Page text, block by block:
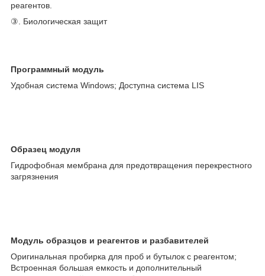
реагентов.
③. Биологическая защит
Программный модуль
Удобная система Windows; Доступна система LIS
Образец модуля
Гидрофобная мембрана для предотвращения перекрестного
загрязнения
Модуль образцов и реагентов и разбавителей
Оригинальная пробирка для проб и бутылок с реагентом;
Встроенная большая емкость и дополнительный